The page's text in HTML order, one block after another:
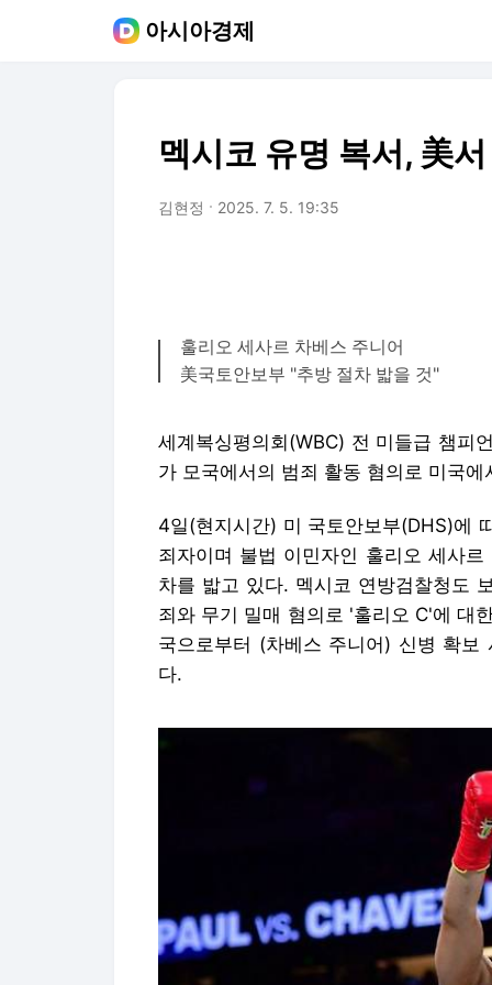
아시아경제
멕시코 유명 복서, 美
김현정 2025. 7. 5. 19:35
훌리오 세사르 차베스 주니어
美국토안보부 "추방 절차 밟을 것"
세계복싱평의회(WBC) 전 미들급 챔피
가 모국에서의 범죄 활동 혐의로 미국에
4일(현지시간) 미 국토안보부(DHS)에
죄자이며 불법 이민자인 훌리오 세사
차를 밟고 있다. 멕시코 연방검찰청도
죄와 무기 밀매 혐의로 '훌리오 C'에 대
국으로부터 (차베스 주니어) 신병 확
다.